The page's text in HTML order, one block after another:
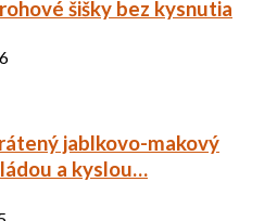
šišky bez kysnutia
jablkovo-makový
a kyslou…